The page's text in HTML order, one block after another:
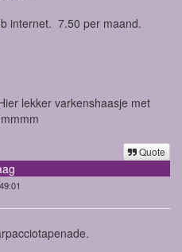
internet. 7.50 per maand.
lekker varkenshaasje met
Quote